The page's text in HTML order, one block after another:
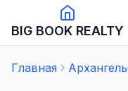
BIG BOOK REALTY
Главная